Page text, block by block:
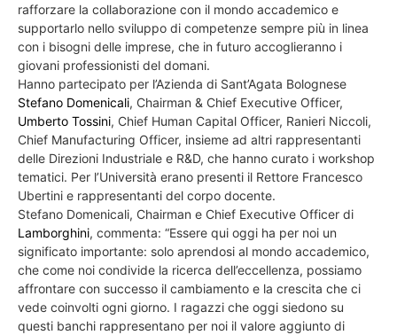
rafforzare la collaborazione con il mondo accademico e
supportarlo nello sviluppo di competenze sempre più in linea
con i bisogni delle imprese, che in futuro accoglieranno i
giovani professionisti del domani.
Hanno partecipato per l’Azienda di Sant’Agata Bolognese
Stefano Domenicali, Chairman & Chief Executive Officer,
Umberto Tossini, Chief Human Capital Officer, Ranieri Niccoli,
Chief Manufacturing Officer, insieme ad altri rappresentanti
delle Direzioni Industriale e R&D, che hanno curato i workshop
tematici. Per l’Università erano presenti il Rettore Francesco
Ubertini e rappresentanti del corpo docente.
Stefano Domenicali, Chairman e Chief Executive Officer di
Lamborghini, commenta: “Essere qui oggi ha per noi un
significato importante: solo aprendosi al mondo accademico,
che come noi condivide la ricerca dell’eccellenza, possiamo
affrontare con successo il cambiamento e la crescita che ci
vede coinvolti ogni giorno. I ragazzi che oggi siedono su
questi banchi rappresentano per noi il valore aggiunto di